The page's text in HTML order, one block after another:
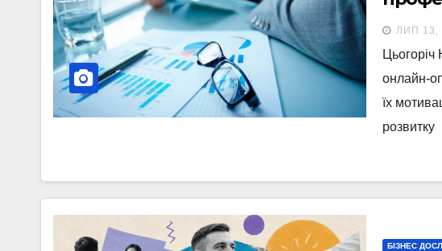
ЛИП 13,
онлайн-
їх
розвитку
БІЗНЕС